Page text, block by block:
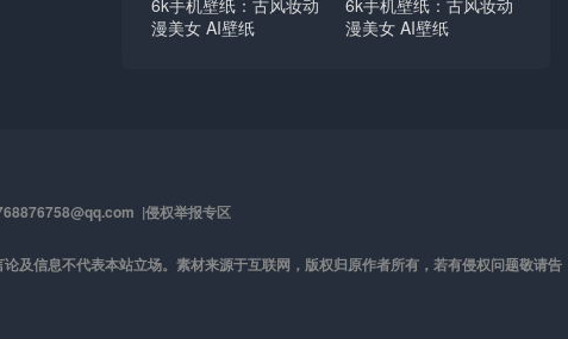
6k手机壁纸：古风妆动
漫美女 AI壁纸
6k手机壁纸：古风妆动
漫美女 AI壁纸
|侵权举报专区
及信息不代表本站立场。素材来源于互联网，版权归原作者所有，若有侵权问题敬请告